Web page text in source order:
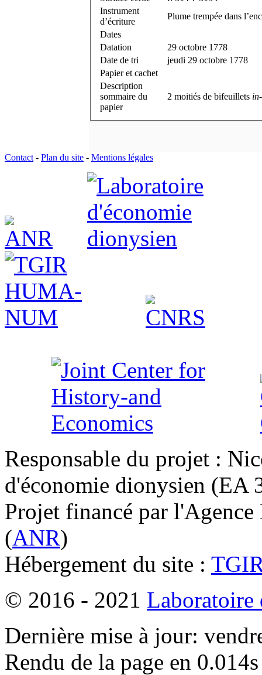
Instrument
d’écriture
Plume trempée dans
Dates
Datation
29 octobre 1778
Date de tri
jeudi 29 octobre 1778
Papier et cachet
Description
sommaire du
papier
2 moitiés de bifeuillets
Contact - Plan du site - Mentions légales
Responsable du projet :
d'économie dionysien
Projet financé par l'Agence
(ANR)
Hébergement du site :
© 2016 - 2021 Laboratoire
Dernière mise à jour:
Rendu de la page en 0.014s